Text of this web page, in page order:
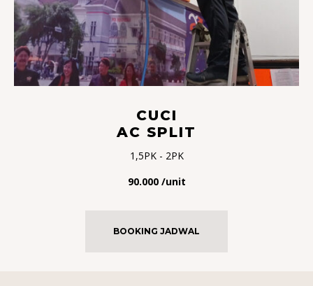
CUCI
AC SPLIT
1,5PK - 2PK
90.000 /unit
BOOKING JADWAL